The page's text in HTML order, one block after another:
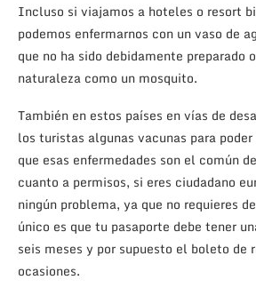
Incluso si viajamos a hoteles o resort
podemos enfermarnos con un vaso de
que no ha sido debidamente preparado
naturaleza como un mosquito.
También en estos países en vías de
los turistas algunas vacunas para
que esas enfermedades son el común
cuanto a permisos, si eres ciudadano
ningún problema, ya que no requieres
único es que tu pasaporte debe tener
seis meses y por supuesto el boleto de
ocasiones.